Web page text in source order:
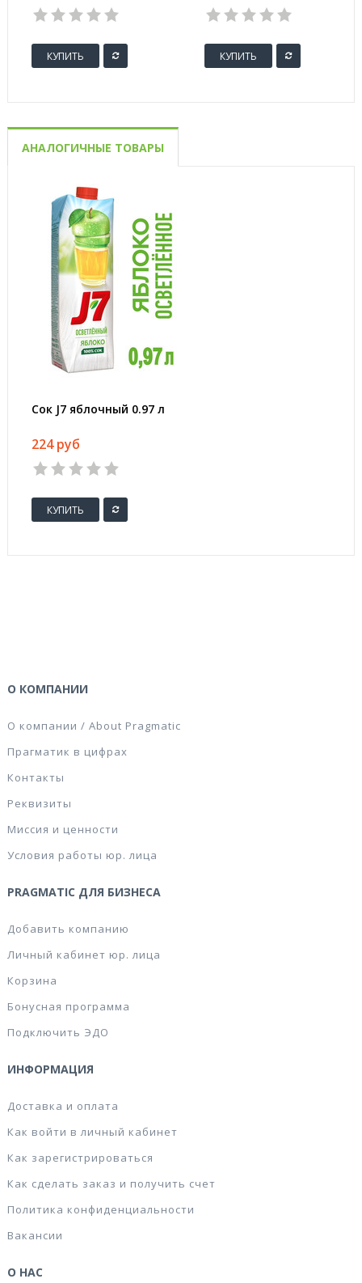
КУПИТЬ КУПИТЬ
АНАЛОГИЧНЫЕ ТОВАРЫ
Сок J7 яблочный 0.97 л
224 руб
КУПИТЬ
О КОМПАНИИ
О компании / About Pragmatic
Прагматик в цифрах
Контакты
Реквизиты
Миссия и ценности
Условия работы юр. лица
PRAGMATIC ДЛЯ БИЗНЕСА
Добавить компанию
Личный кабинет юр. лица
Корзина
Бонусная программа
Подключить ЭДО
ИНФОРМАЦИЯ
Доставка и оплата
Как войти в личный кабинет
Как зарегистрироваться
Как сделать заказ и получить счет
Политика конфиденциальности
Вакансии
О НАС